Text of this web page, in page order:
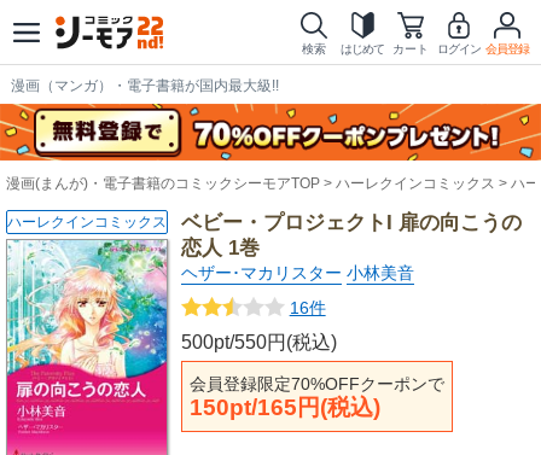
検索 はじめて カート ログイン 会員登録
漫画（マンガ）・電子書籍が国内最大級!!
漫画(まんが)・電子書籍のコミックシーモアTOP ハーレクインコミックス ハ
ベビー・プロジェクトI 扉の向こうの
恋人 1巻
ヘザー･マカリスター 小林美音
16件
500pt/550円(税込)
会員登録限定70%OFFクーポンで
150pt/165円(税込)
ハーレクインコミックス